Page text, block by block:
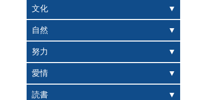
文化
自然
努力
愛情
読書